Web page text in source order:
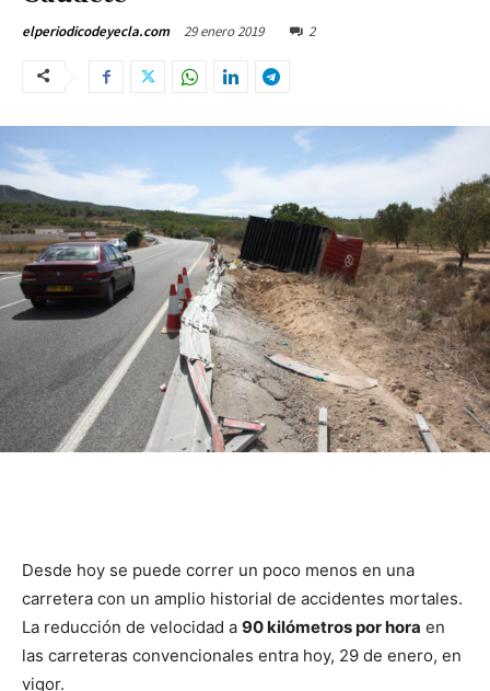
elperiodicodeyecla.com 29 enero 2019 2
Desde hoy se puede correr un poco menos en una
carretera con un amplio historial de accidentes mortales.
La reducción de velocidad a 90 kilómetros por hora en
las carreteras convencionales entra hoy, 29 de enero, en
vigor.